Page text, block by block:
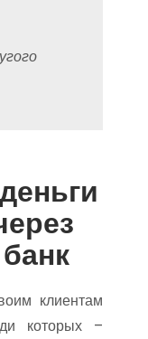
клиентам
которых –